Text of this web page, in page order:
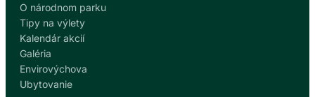
O národnom parku
Tipy na výlety
Kalendár akcií
Galéria
Envirovýchova
Ubytovanie